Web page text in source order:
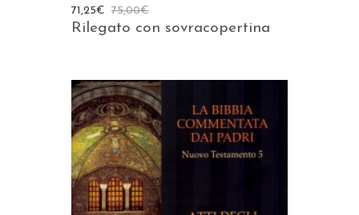
75,00€
71,25€
Rilegato con sovracopertina